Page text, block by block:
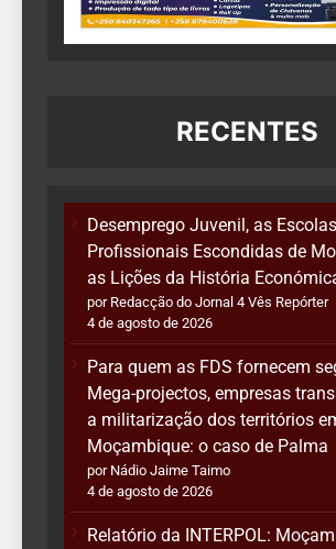
RECENTES
Desemprego Juvenil, as Escolas
Profissionais Escondidas de
as Lições da História
por Redacção do Jornal 4 Vês Repórter
4 de agosto de 2026
Para quem as FDS fornecem
Mega-projectos, empresas
a militarização dos territórios
Moçambique: o caso de Palma
por Nádio Jaime Taimo
4 de agosto de 2026
Relatório da INTERPOL: